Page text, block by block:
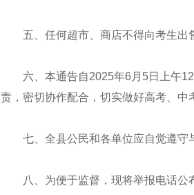
五、任何超市、商店不得向考生出
六、本通告自2025年6月 5日上午
责，密切协作配合，切实做好高考、中
七、 全县公民和各单位应自觉遵守
八、为便于监督，现将举报电话公